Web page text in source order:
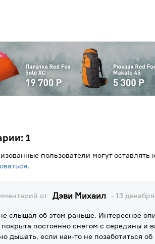
1
пользователи могут
.
от Дэви Михаил - 13
слышал об этом раньше. Интересное
постоянно снегом с середины и
дышать, если как-то не позаботиться